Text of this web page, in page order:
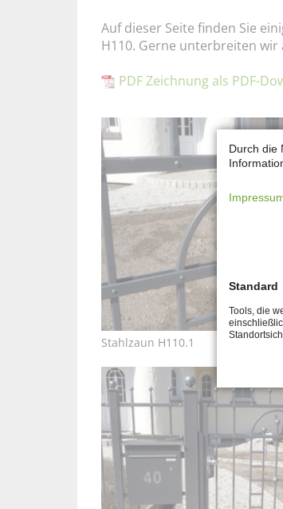
Auf dieser Seite finden Sie
H110. Gerne unterbreiten
PDF Zeichnung als PDF-
Stahlzaun H110.1
Durch die
Standard
Tools, die